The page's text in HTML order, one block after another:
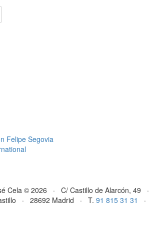
Cela © 2026 · C/ Castillo de Alarcón, 49 ·
· 28692 Madrid · T. 91 815 31 31
·